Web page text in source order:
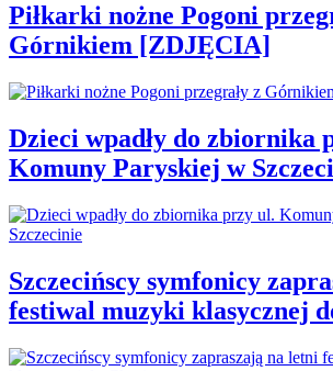
Piłkarki nożne Pogoni
Górnikiem [ZDJĘCIA]
Dzieci wpadły do zbiornika
Komuny Paryskiej w
Szczecińscy symfonicy
festiwal muzyki klasycznej